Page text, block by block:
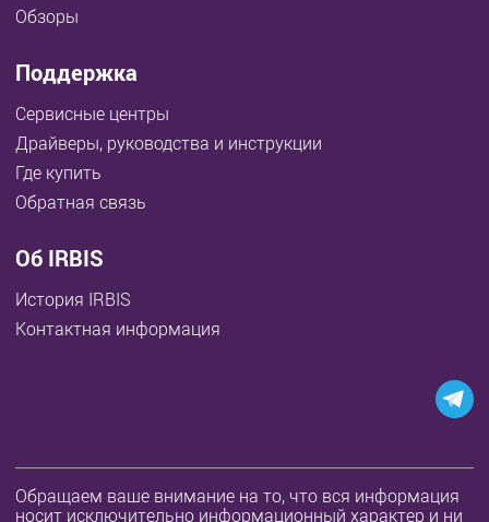
Обзоры
Поддержка
Сервисные центры
Драйверы, руководства и инструкции
Где купить
Обратная связь
Об IRBIS
История IRBIS
Контактная информация
Обращаем ваше внимание на то, что вся информация
носит исключительно информационный характер и ни